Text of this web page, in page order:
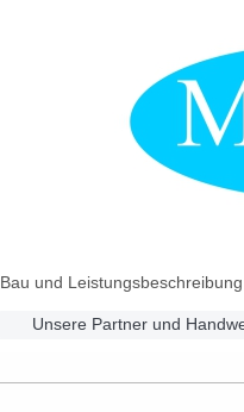
Bau und Leistungsbeschreibung
Unsere Partner und